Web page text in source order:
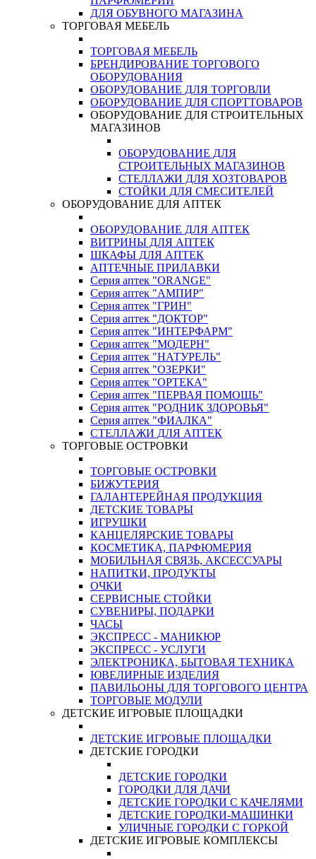
ДЛЯ ОБУВНОГО МАГАЗИНА
ТОРГОВАЯ МЕБЕЛЬ
ТОРГОВАЯ МЕБЕЛЬ
БРЕНДИРОВАНИЕ ТОРГОВОГО
ОБОРУДОВАНИЯ
ОБОРУДОВАНИЕ ДЛЯ ТОРГОВЛИ
ОБОРУДОВАНИЕ ДЛЯ СПОРТТОВАРОВ
ОБОРУДОВАНИЕ ДЛЯ СТРОИТЕЛЬНЫХ
МАГАЗИНОВ
ОБОРУДОВАНИЕ ДЛЯ
СТРОИТЕЛЬНЫХ МАГАЗИНОВ
СТЕЛЛАЖИ ДЛЯ ХОЗТОВАРОВ
СТОЙКИ ДЛЯ СМЕСИТЕЛЕЙ
ОБОРУДОВАНИЕ ДЛЯ АПТЕК
ОБОРУДОВАНИЕ ДЛЯ АПТЕК
ВИТРИНЫ ДЛЯ АПТЕК
ШКАФЫ ДЛЯ АПТЕК
АПТЕЧНЫЕ ПРИЛАВКИ
Серия аптек "ORANGE"
Серия аптек "АМПИР"
Серия аптек "ГРИН"
Серия аптек "ДОКТОР"
Серия аптек "ИНТЕРФАРМ"
Серия аптек "МОДЕРН"
Серия аптек "НАТУРЕЛЬ"
Серия аптек "ОЗЕРКИ"
Серия аптек "ОРТЕКА"
Серия аптек "ПЕРВАЯ ПОМОЩЬ"
Серия аптек "РОДНИК ЗДОРОВЬЯ"
Серия аптек "ФИАЛКА"
СТЕЛЛАЖИ ДЛЯ АПТЕК
ТОРГОВЫЕ ОСТРОВКИ
ТОРГОВЫЕ ОСТРОВКИ
БИЖУТЕРИЯ
ГАЛАНТЕРЕЙНАЯ ПРОДУКЦИЯ
ДЕТСКИЕ ТОВАРЫ
ИГРУШКИ
КАНЦЕЛЯРСКИЕ ТОВАРЫ
КОСМЕТИКА, ПАРФЮМЕРИЯ
МОБИЛЬНАЯ СВЯЗЬ, АКСЕССУАРЫ
НАПИТКИ, ПРОДУКТЫ
ОЧКИ
СЕРВИСНЫЕ СТОЙКИ
СУВЕНИРЫ, ПОДАРКИ
ЧАСЫ
ЭКСПРЕСС - МАНИКЮР
ЭКСПРЕСС - УСЛУГИ
ЭЛЕКТРОНИКА, БЫТОВАЯ ТЕХНИКА
ЮВЕЛИРНЫЕ ИЗДЕЛИЯ
ПАВИЛЬОНЫ ДЛЯ ТОРГОВОГО ЦЕНТРА
ТОРГОВЫЕ МОДУЛИ
ДЕТСКИЕ ИГРОВЫЕ ПЛОЩАДКИ
ДЕТСКИЕ ИГРОВЫЕ ПЛОЩАДКИ
ДЕТСКИЕ ГОРОДКИ
ДЕТСКИЕ ГОРОДКИ
ГОРОДКИ ДЛЯ ДАЧИ
ДЕТСКИЕ ГОРОДКИ С КАЧЕЛЯМИ
ДЕТСКИЕ ГОРОДКИ-МАШИНКИ
УЛИЧНЫЕ ГОРОДКИ С ГОРКОЙ
ДЕТСКИЕ ИГРОВЫЕ КОМПЛЕКСЫ